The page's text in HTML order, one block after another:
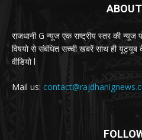
राजधानी G न्यूज एक राष्ट्रीय स्तर की न्यूज
विषयो से संबंधित सच्ची खबरें साथ ही
वीडियो l
Mail us: